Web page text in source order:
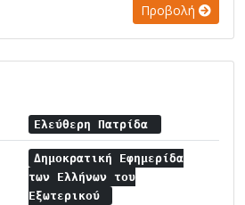
Προβολή
Ελεύθερη Πατρίδα
Δημοκρατική Εφημερίδα
των Ελλήνων του
Εξωτερικού